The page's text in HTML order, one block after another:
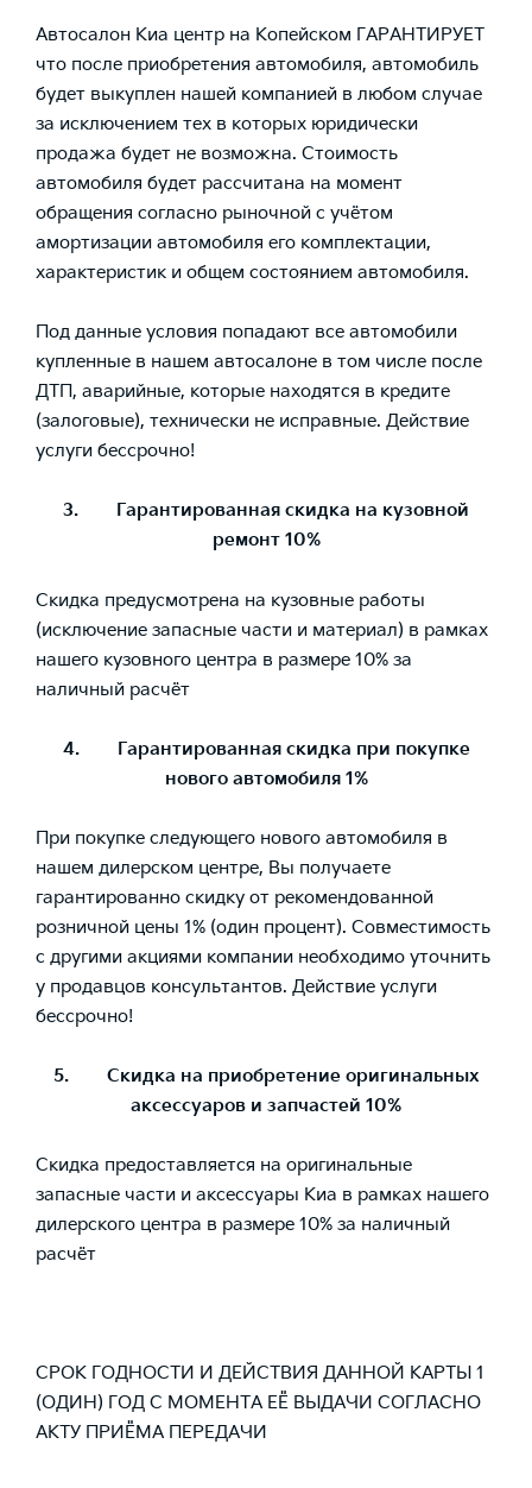
Автосалон Киа центр на Копейском ГАРАНТИРУЕТ
что после приобретения автомобиля, автомобиль
будет выкуплен нашей компанией в любом случае
за исключением тех в которых юридически
продажа будет не возможна. Стоимость
автомобиля будет рассчитана на момент
обращения согласно рыночной с учётом
амортизации автомобиля его комплектации,
характеристик и общем состоянием автомобиля.
Под данные условия попадают все автомобили
купленные в нашем автосалоне в том числе после
ДТП, аварийные, которые находятся в кредите
(залоговые), технически не исправные. Действие
услуги бессрочно!
3. Гарантированная скидка на кузовной
ремонт 10%
Скидка предусмотрена на кузовные работы
(исключение запасные части и материал) в рамках
нашего кузовного центра в размере 10% за
наличный расчёт
4. Гарантированная скидка при покупке
нового автомобиля 1%
При покупке следующего нового автомобиля в
нашем дилерском центре, Вы получаете
гарантированно скидку от рекомендованной
розничной цены 1% (один процент). Совместимость
с другими акциями компании необходимо уточнить
у продавцов консультантов. Действие услуги
бессрочно!
5. Скидка на приобретение оригинальных
аксессуаров и запчастей 10%
Скидка предоставляется на оригинальные
запасные части и аксессуары Киа в рамках нашего
дилерского центра в размере 10% за наличный
расчёт
СРОК ГОДНОСТИ И ДЕЙСТВИЯ ДАННОЙ КАРТЫ 1
(ОДИН) ГОД С МОМЕНТА ЕЁ ВЫДАЧИ СОГЛАСНО
АКТУ ПРИЁМА ПЕРЕДАЧИ